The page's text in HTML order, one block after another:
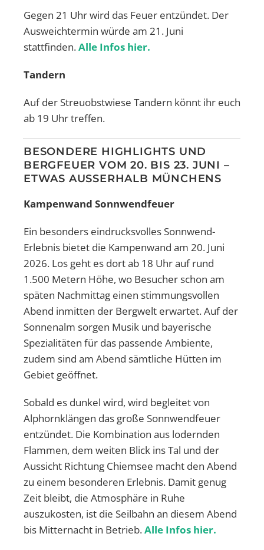
Gegen 21 Uhr wird das Feuer entzündet. Der
Ausweichtermin würde am 21. Juni
stattfinden.Alle Infos hier.
Tandern
Auf der Streuobstwiese Tandern könnt ihr euch
ab 19 Uhr treffen.
BESONDERE HIGHLIGHTS UND
BERGFEUER VOM 20. BIS 23. JUNI –
ETWAS AUSSERHALB MÜNCHENS
Kampenwand Sonnwendfeuer
Ein besonders eindrucksvolles Sonnwend-
Erlebnis bietet die Kampenwand am 20. Juni
2026. Los geht es dort ab 18 Uhr auf rund
1.500 Metern Höhe, wo Besucher schon am
späten Nachmittag einen stimmungsvollen
Abend inmitten der Bergwelt erwartet. Auf der
Sonnenalm sorgen Musik und bayerische
Spezialitäten für das passende Ambiente,
zudem sind am Abend sämtliche Hütten im
Gebiet geöffnet.
Sobald es dunkel wird, wird begleitet von
Alphornklängen das große Sonnwendfeuer
entzündet. Die Kombination aus lodernden
Flammen, dem weiten Blick ins Tal und der
Aussicht Richtung Chiemsee macht den Abend
zu einem besonderen Erlebnis. Damit genug
Zeit bleibt, die Atmosphäre in Ruhe
auszukosten, ist die Seilbahn an diesem Abend
bis Mitternacht in Betrieb.Alle Infos hier.